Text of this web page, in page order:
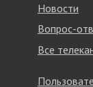
Новости
Вопрос-
Все